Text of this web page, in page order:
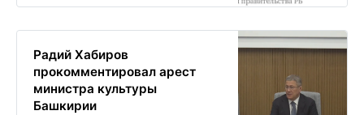
Радий Хабиров
прокомментировал арест
министра культуры
Башкирии